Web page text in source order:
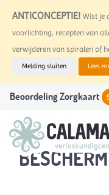
ANTICONCEPTIE! Wist je
voorlichting, recepten van
verwijderen van spiralen of
Melding sluiten Lees
Beoordeling Zorgkaart